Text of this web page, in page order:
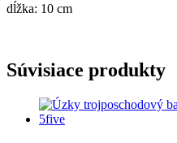
dĺžka: 10 cm
Súvisiace produkty